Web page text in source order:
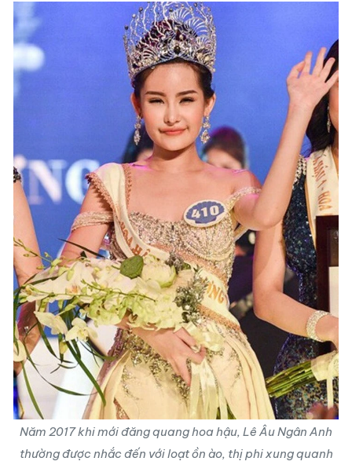
Năm 2017 khi mới đăng quang hoa hậu, Lê Âu Ngân Anh
thường được nhắc đến với loạt ồn ào, thị phi xung quanh